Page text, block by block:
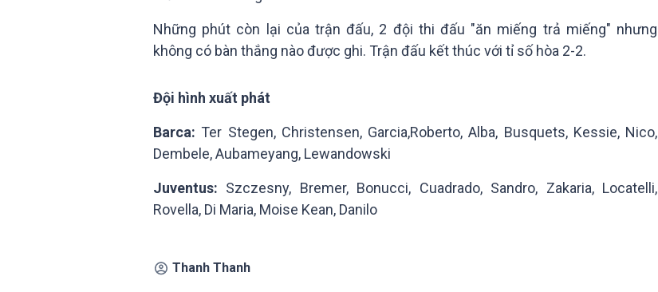
Những phút còn lại của trận đấu, 2 đội thi đấu "ăn miếng trả miếng" nhưng
không có bàn thắng nào được ghi. Trận đấu kết thúc với tỉ số hòa 2-2.
Đội hình xuất phát
Barca: Ter Stegen, Christensen, Garcia,Roberto, Alba, Busquets, Kessie, Nico,
Dembele, Aubameyang, Lewandowski
Juventus: Szczesny, Bremer, Bonucci, Cuadrado, Sandro, Zakaria, Locatelli,
Rovella, Di Maria, Moise Kean, Danilo
Thanh Thanh